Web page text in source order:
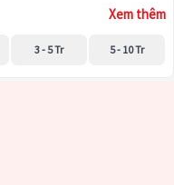
Xem thêm
3 - 5 Tr 5 - 10 Tr